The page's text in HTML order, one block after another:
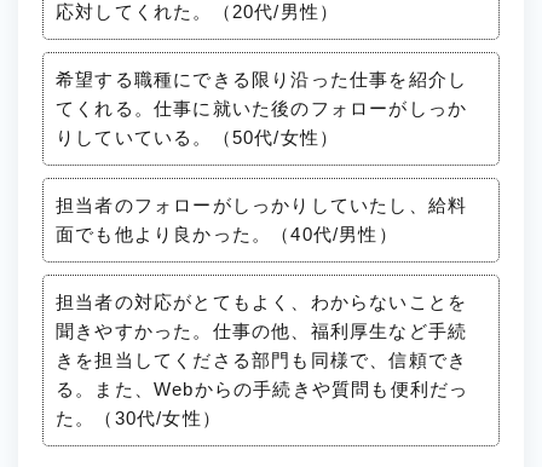
応対してくれた。（20代/男性）
希望する職種にできる限り沿った仕事を紹介し
てくれる。仕事に就いた後のフォローがしっか
りしていている。（50代/女性）
担当者のフォローがしっかりしていたし、給料
面でも他より良かった。（40代/男性）
担当者の対応がとてもよく、わからないことを
聞きやすかった。仕事の他、福利厚生など手続
きを担当してくださる部門も同様で、信頼でき
る。また、Webからの手続きや質問も便利だっ
た。（30代/女性）